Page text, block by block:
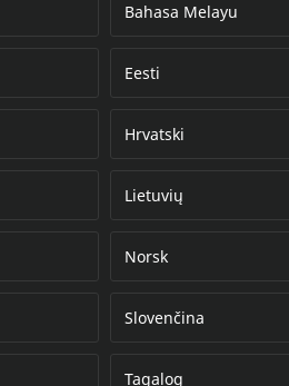
Bahasa Melayu
Eesti
Hrvatski
Lietuvių
Norsk
Slovenčina
Tagalog